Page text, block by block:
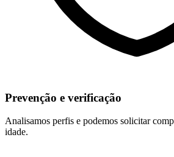
Prevenção e verificação
Analisamos perfis e podemos solicitar
idade.